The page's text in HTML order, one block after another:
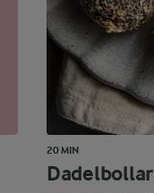
20 MIN
Dadelbollar